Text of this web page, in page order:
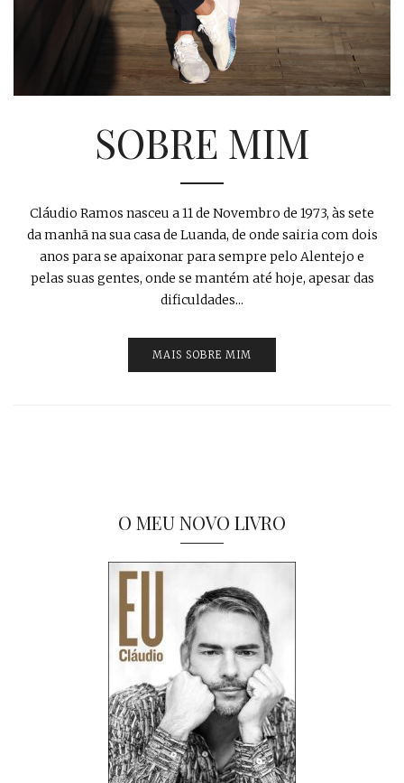
SOBRE MIM
Cláudio Ramos nasceu a 11 de Novembro de 1973, às sete
da manhã na sua casa de Luanda, de onde sairia com dois
anos para se apaixonar para sempre pelo Alentejo e
pelas suas gentes, onde se mantém até hoje, apesar das
dificuldades...
MAIS SOBRE MIM
O MEU NOVO LIVRO